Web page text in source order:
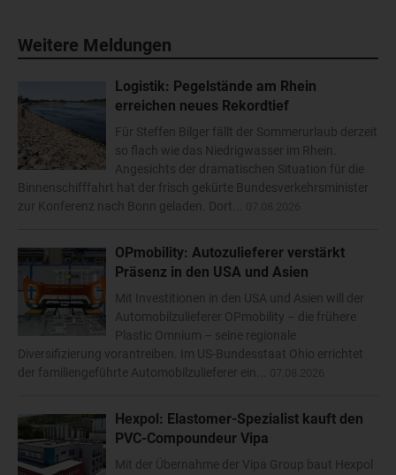
Weitere Meldungen
Logistik: Pegelstände am Rhein
erreichen neues Rekordtief
Für Steffen Bilger fällt der Sommerurlaub derzeit
so flach wie das Niedrigwasser im Rhein.
Angesichts der dramatischen Situation für die
Binnenschifffahrt hat der frisch gekürte Bundesverkehrsminister
zur Konferenz nach Bonn geladen. Dort...
OPmobility: Autozulieferer verstärkt
Präsenz in den USA und Asien
Mit Investitionen in den USA und Asien will der
Automobilzulieferer OPmobility – die frühere
Plastic Omnium – seine regionale
Diversifizierung vorantreiben. Im US-Bundesstaat Ohio errichtet
der familiengeführte Automobilzulieferer ein...
Hexpol: Elastomer-Spezialist kauft den
PVC-Compoundeur Vipa
Mit der Übernahme der Vipa Group baut Hexpol